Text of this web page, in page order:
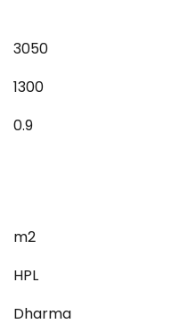
3050
1300
0.9
m2
HPL
Dharma